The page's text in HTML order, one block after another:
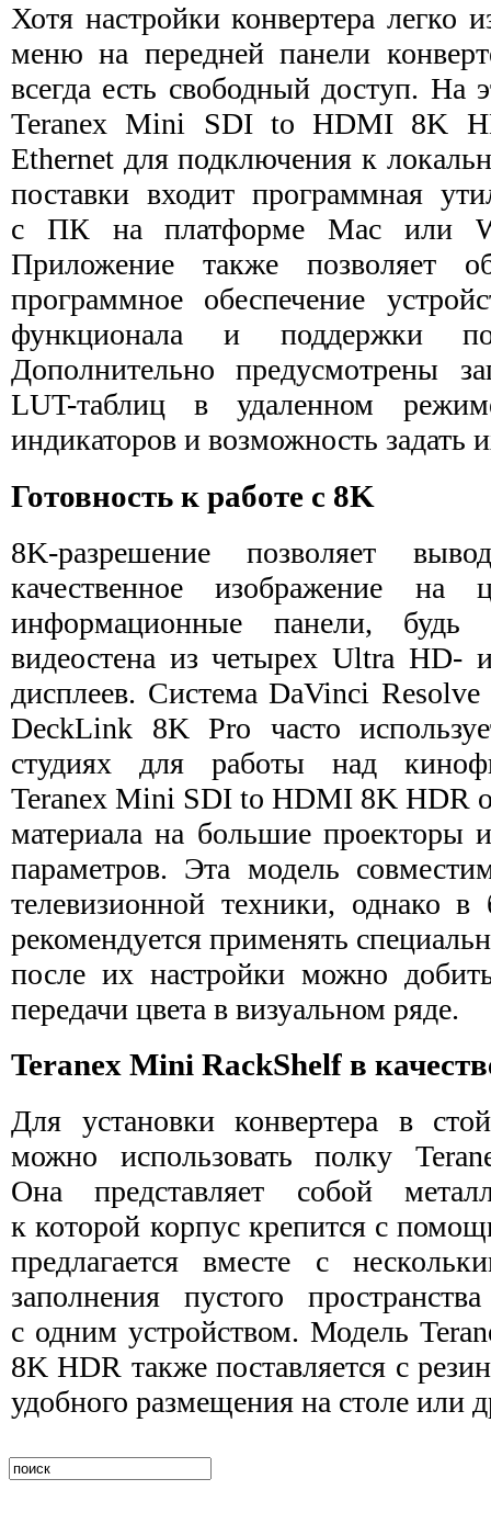
Хотя настройки конвертера легко
меню на передней панели
всегда есть свободный доступ. На
Teranex Mini SDI to HDMI 8K
Ethernet для подключения к
поставки входит программная
с ПК на платформе Mac или
Приложение также позволяет
программное обеспечение
функционала и поддержки
Дополнительно предусмотрены
LUT-таблиц в удаленном
индикаторов и возможность задать
Готовность к работе с 8K
8K-разрешение позволяет
качественное изображение на
информационные панели,
видеостена из четырех Ultra HD-
дисплеев. Система DaVinci Resolve
DeckLink 8K Pro часто
студиях для работы над
Teranex Mini SDI to HDMI 8K HDR
материала на большие проекторы
параметров. Эта модель
телевизионной техники, однако в
рекомендуется применять
после их настройки можно
передачи цвета в визуальном ряде.
Teranex Mini RackShelf в
Для установки конвертера в
можно использовать полку
Она представляет собой
к которой корпус крепится с
предлагается вместе с
заполнения пустого
с одним устройством. Модель
8K HDR также поставляется с
удобного размещения на столе или